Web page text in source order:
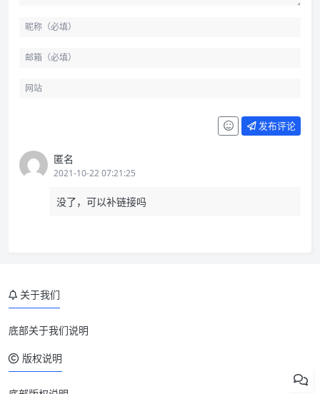
发布评论
匿名
2021-10-22 07:21:25
没了，可以补链接吗
关于我们
底部关于我们说明
版权说明